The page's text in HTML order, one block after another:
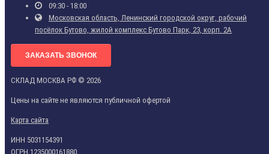
09:30 - 18:00
Московская область, Ленинский городской округ, рабочий
посёлок Бутово, жилой комплекс Бутово Парк, 23, корп. 2А
ЗАКАЗАТЬ ЗВОНОК
СКЛАД МОСКВА РФ © 2026
Цены на сайте не являются публичной офертой
Карта сайта
ИНН 5031154391
ОГРН 1235000161880